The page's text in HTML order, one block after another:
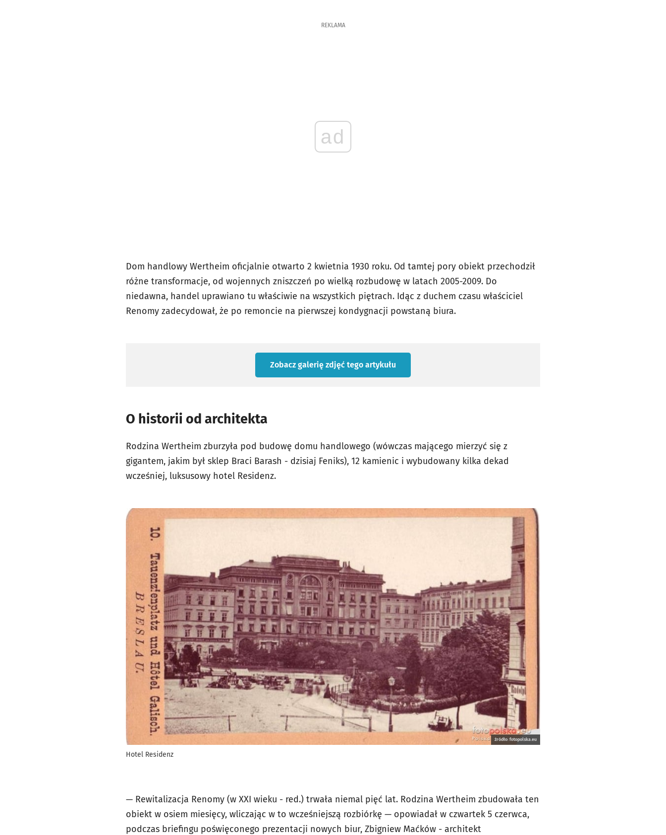
REKLAMA
ad
Dom handlowy Wertheim oficjalnie otwarto 2 kwietnia 1930 roku. Od tamtej pory obiekt przechodził
różne transformacje, od wojennych zniszczeń po wielką rozbudowę w latach 2005-2009. Do
niedawna, handel uprawiano tu właściwie na wszystkich piętrach. Idąc z duchem czasu właściciel
Renomy zadecydował, że po remoncie na pierwszej kondygnacji powstaną biura.
Zobacz galerię zdjęć tego artykułu
O historii od architekta
Rodzina Wertheim zburzyła pod budowę domu handlowego (wówczas mającego mierzyć się z
gigantem, jakim był sklep Braci Barash - dzisiaj Feniks), 12 kamienic i wybudowany kilka dekad
wcześniej, luksusowy hotel Residenz.
źródło: fotopolska.eu
Hotel Residenz
— Rewitalizacja Renomy (w XXI wieku - red.) trwała niemal pięć lat. Rodzina Wertheim zbudowała ten
obiekt w osiem miesięcy, wliczając w to wcześniejszą rozbiórkę — opowiadał w czwartek 5 czerwca,
podczas briefingu poświęconego prezentacji nowych biur, Zbigniew Maćków - architekt